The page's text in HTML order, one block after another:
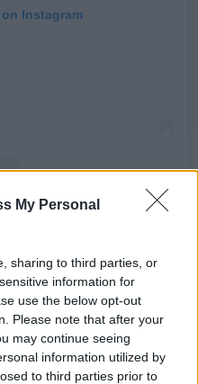
My Personal
sharing to third parties, or
information for
use the below opt-out
Please note that after your
may continue seeing
information utilized by
to third parties prior to
Instagram